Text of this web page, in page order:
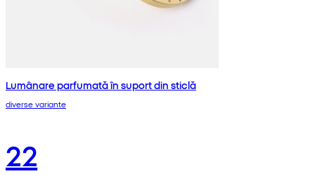
Lumânare parfumată în suport din sticlă
diverse variante
22